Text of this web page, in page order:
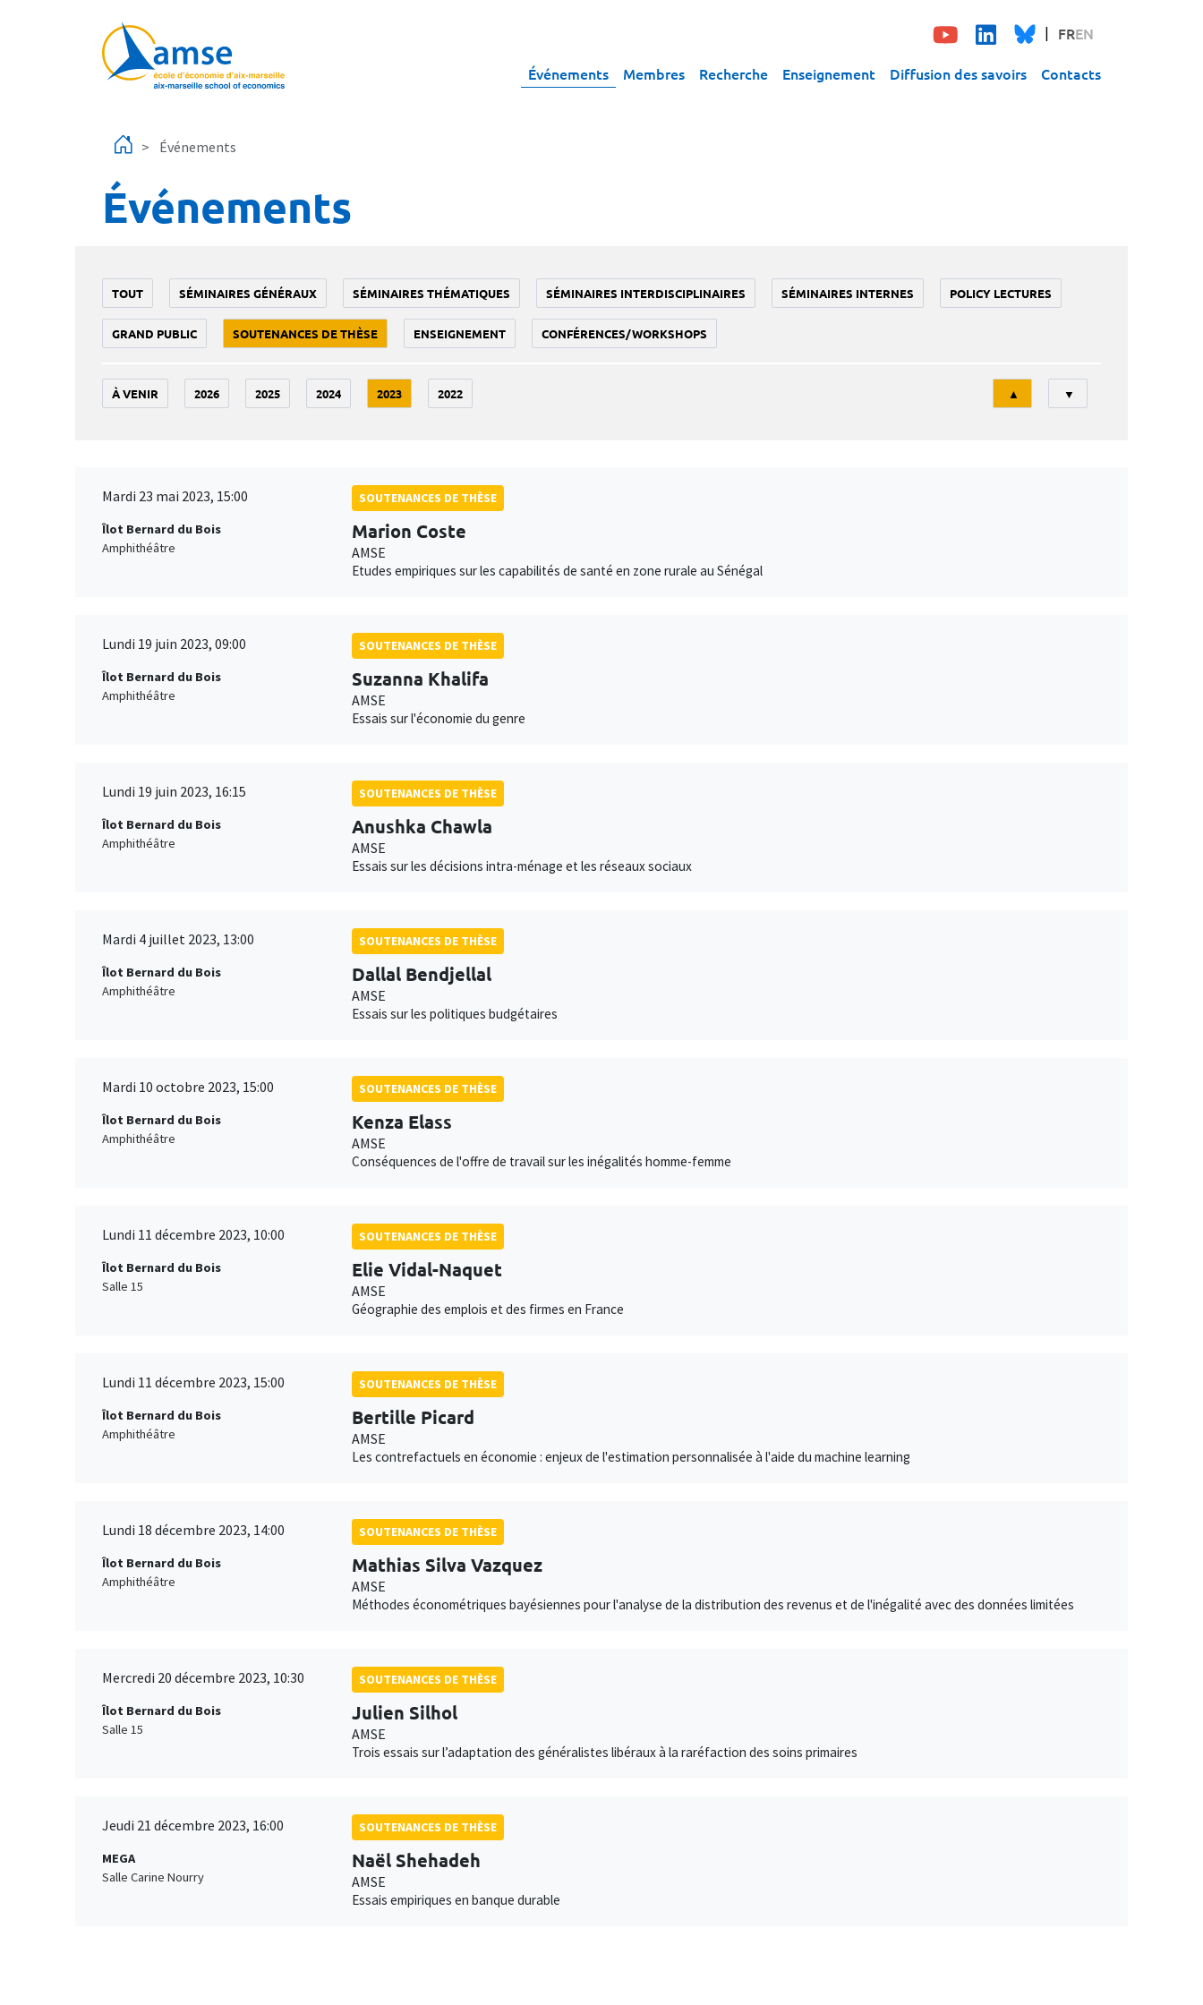
FREN
Événements Membres Recherche Enseignement Diffusion des savoirs Contacts
Événements
Événements
TOUT SÉMINAIRES GÉNÉRAUX SÉMINAIRES THÉMATIQUES SÉMINAIRES INTERDISCIPLINAIRES SÉMINAIRES INTERNES POLICY LECTURES
GRAND PUBLIC SOUTENANCES DE THÈSE ENSEIGNEMENT CONFÉRENCES/WORKSHOPS
À VENIR 2026 2025 2024 2023 2022
Tri
▲ ▼
Mardi 23 mai 2023, 15:00
Îlot Bernard du Bois
Amphithéâtre
SOUTENANCES DE THÈSE
Marion Coste
AMSE
Etudes empiriques sur les capabilités de santé en zone rurale au Sénégal
Lundi 19 juin 2023, 09:00
Îlot Bernard du Bois
Amphithéâtre
SOUTENANCES DE THÈSE
Suzanna Khalifa
AMSE
Essais sur l'économie du genre
Lundi 19 juin 2023, 16:15
Îlot Bernard du Bois
Amphithéâtre
SOUTENANCES DE THÈSE
Anushka Chawla
AMSE
Essais sur les décisions intra-ménage et les réseaux sociaux
Mardi 4 juillet 2023, 13:00
Îlot Bernard du Bois
Amphithéâtre
SOUTENANCES DE THÈSE
Dallal Bendjellal
AMSE
Essais sur les politiques budgétaires
Mardi 10 octobre 2023, 15:00
Îlot Bernard du Bois
Amphithéâtre
SOUTENANCES DE THÈSE
Kenza Elass
AMSE
Conséquences de l'offre de travail sur les inégalités homme-femme
Lundi 11 décembre 2023, 10:00
Îlot Bernard du Bois
Salle 15
SOUTENANCES DE THÈSE
Elie Vidal-Naquet
AMSE
Géographie des emplois et des firmes en France
Lundi 11 décembre 2023, 15:00
Îlot Bernard du Bois
Amphithéâtre
SOUTENANCES DE THÈSE
Bertille Picard
AMSE
Les contrefactuels en économie : enjeux de l'estimation personnalisée à l'aide du machine learning
Lundi 18 décembre 2023, 14:00
Îlot Bernard du Bois
Amphithéâtre
SOUTENANCES DE THÈSE
Mathias Silva Vazquez
AMSE
Méthodes économétriques bayésiennes pour l'analyse de la distribution des revenus et de l'inégalité avec des données limitées
Mercredi 20 décembre 2023, 10:30
Îlot Bernard du Bois
Salle 15
SOUTENANCES DE THÈSE
Julien Silhol
AMSE
Trois essais sur l’adaptation des généralistes libéraux à la raréfaction des soins primaires
Jeudi 21 décembre 2023, 16:00
MEGA
Salle Carine Nourry
SOUTENANCES DE THÈSE
Naël Shehadeh
AMSE
Essais empiriques en banque durable